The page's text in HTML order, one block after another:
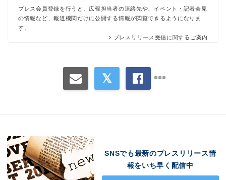
プレス会員登録を行うと、広報担当者の連絡先や、イベント・記者会見
の情報など、報道機関だけに公開する情報が閲覧できるようになりま
す。
プレスリリース受信に関するご案内
SNSでも最新のプレスリリース情
報をいち早く配信中